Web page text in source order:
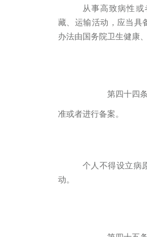
从事高致病性
藏、运输活动，应当具
办法由国务院卫生健康
第四十四条
准或者进行备案。
个人不得设立病
动。